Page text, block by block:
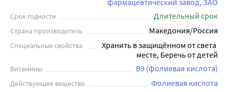
здоровья взрослого организма. Продукт имеет форму
таблеток, удобных для применения и упакован в
контейнер на 20 штук. Он отличается высоким качеством
и соответствует всем современным требованиям
безопасности и эффективности.
фармацевтический завод, ЗАО
Срок годности Длительный срок
Страна производитель Македония/Россия
Специальные свойства
Хранить в защищённом от света
месте, Беречь от детей
Витамины В9 (фолиевая кислота)
Действующее вещество Фолиевая кислота